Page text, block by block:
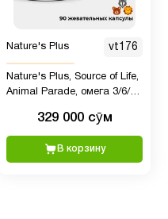
Nature's Plus vt176
Nature's Plus, Source of Life,
Animal Parade, омега 3/6/9
лимонный вкус, 90 капсул
329 000 сӯм
В корзину